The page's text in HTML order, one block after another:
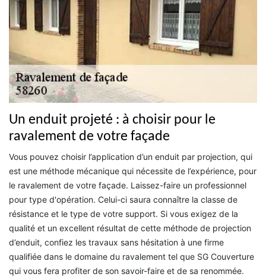
Un enduit projeté : à choisir pour le
ravalement de votre façade
Vous pouvez choisir l’application d’un enduit par projection, qui
est une méthode mécanique qui nécessite de l’expérience, pour
le ravalement de votre façade. Laissez-faire un professionnel
pour type d'opération. Celui-ci saura connaître la classe de
résistance et le type de votre support. Si vous exigez de la
qualité et un excellent résultat de cette méthode de projection
d’enduit, confiez les travaux sans hésitation à une firme
qualifiée dans le domaine du ravalement tel que SG Couverture
qui vous fera profiter de son savoir-faire et de sa renommée.